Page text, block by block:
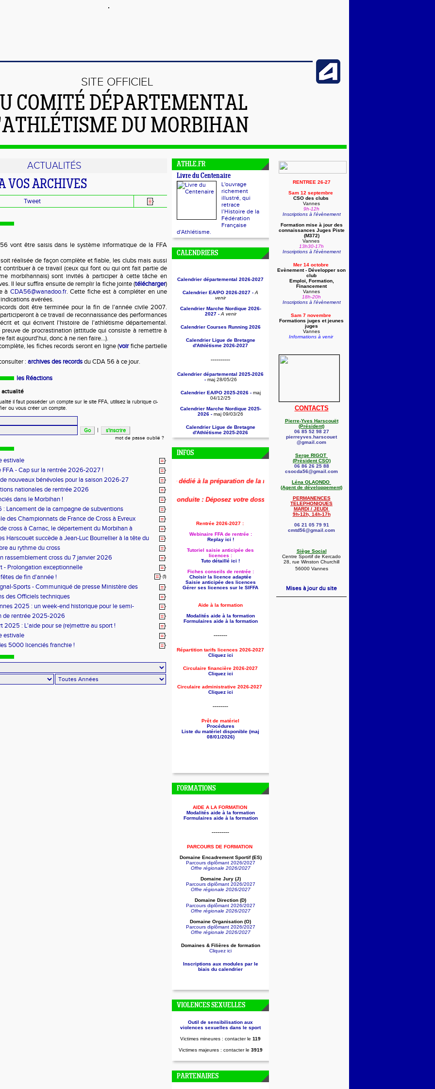
SITE OFFICIEL
COMITÉ DÉPARTEMENTAL
DU MORBIHAN
ACTUALITÉS
VOS ARCHIVES
Tweet
vont être saisis dans le système informatique de la FFA
réalisée de façon complète et fiable, les clubs mais aussi
contribuer à ce travail (ceux qui font ou qui ont fait partie de
morbihannais) sont invités à participer à cette tâche en
Il leur suffira ensuite de remplir la fiche jointe (télécharger)
à CDA56@wanadoo.fr. Cette fiche est à compléter en une
avérées.
doit être terminée pour la fin de l'année civile 2007.
à ce travail de reconnaissance des performances
et qui écrivent l'histoire de l'athlétisme départemental.
de procrastination (attitude qui consiste à remettre à
fait aujourd'hui, donc à ne rien faire...).
les fiches records seront en ligne (voirfiche partielle
: archives des recordsdu CDA 56 à ce jour.
les Réactions
actualité
il faut posséder un compte sur le site FFA, utilisez la rubrique ci-
ou vous créer un compte.
|
mot de passe oublié ?
estivale
FFA - Cap sur la rentrée 2026-2027 !
nouveaux bénévoles pour la saison 2026-27
nationales de rentrée 2026
dans le Morbihan !
: Lancement de la campagne de subventions
des Championnats de France de Cross à Evreux
cross à Carnac, le département du Morbihan à
Harscouët succède à Jean-Luc Bourrellier à la tête du
Morbihan
au rythme du cross
rassemblement cross du 7 janvier 2026
- Prolongation exceptionnelle
de fin d'année ! (1)
Sports - Communiqué de presse Ministère des
des Officiels techniques
2025 : un week-end historique pour le semi-
breton
de rentrée 2025-2026
2025 : L'aide pour se (re)mettre au sport !
estivale
5000 licenciés franchie !
ATHLE.FR
Livre du Centenaire
L'ouvrage
richement
illustré, qui
retrace
l’Histoire de la
Fédération
Française
d'Athlétisme.
CALENDRIERS
Calendrier départemental 2026-2027
Calendrier EA/PO 2026-2027 - A
venir
Calendrier Marche Nordique 2026-
2027 - A venir
Calendrier Courses Running 2026
Calendrier Ligue de Bretagne
d'Athlétisme 2026-2027
----------
Calendrier départemental 2025-2026
- maj 28/05/26
Calendrier EA/PO 2025-2026 - maj
04/12/25
Calendrier Marche Nordique 2025-
2026 - maj 09/03/26
Calendrier Ligue de Bretagne
d'Athlétisme 2025-2026
INFOS
🚨Le replay du webinaire dédié à la préparation de la rentrée 2026-2027 (dont la saisie anticipée des licences) est
Aide à la formation reconduite : Déposez votre dossier dès maintenant !🚨👇
Rentrée 2026-2027 :
Webinaire FFA de rentrée :
Replay ici !
Tutoriel saisie anticipée des
licences :
Tuto détaillé ici !
Fiches conseils de rentrée :
Choisir la licence adaptée
Saisie anticipée des licences
Gérer ses licences sur le SIFFA
Aide à la formation
Modalités aide à la formation
Formulaires aide à la formation
-------
Répartition tarifs licences 2026-2027
Cliquez ici
Circulaire financière 2026-2027
Cliquez ici
Circulaire administrative 2026-2027
Cliquez ici
--------
Prêt de matériel
Procédures
Liste du matériel disponible (maj
08/01/2026)
FORMATIONS
AIDE A LA FORMATION
Modalités aide à la formation
Formulaires aide à la formation
---------
PARCOURS DE FORMATION
Domaine Encadrement Sportif (ES)
Parcours diplômant 2026/2027
Offre régionale 2026/2027
Domaine Jury (J)
Parcours diplômant 2026/2027
Offre régionale 2026/2027
Domaine Direction (D)
Parcours diplômant 2026/2027
Offre régionale 2026/2027
Domaine Organisation (O)
Parcours diplômant 2026/2027
Offre régionale 2026/2027
Domaines & Filières de formation
Cliquez ici
Inscriptions aux modules par le
biais du calendrier
VIOLENCES SEXUELLES
Outil de sensibilisation aux
violences sexuelles dans le sport
Victimes mineures : contacter le 119
Victimes majeures : contacter le 3919
PARTENAIRES
RENTREE 26-27
Sam 12 septembre
CSO des clubs
Vannes
9h-12h
Inscriptions à l'évènement
Formation mise à jour des
connaissances Juges Piste
(M372)
Vannes
13h30-17h
Inscriptions à l'évènement
Mer 14 octobre
Evènement - Développer son
club
Emploi, Formation,
Financement
Vannes
18h-20h
Inscriptions à l'évènement
Sam 7 novembre
Formations juges et jeunes
juges
Vannes
Informations à venir
CONTACTS
Pierre-Yves Harscouët
(Président)
06 85 52 98 27
pierreyves.harscouet
@gmail.com
Serge RIGOT
(Président CSO)
06 86 26 25 88
csocda56@gmail.com
Léna OLAONDO
(Agent de développement)
PERMANENCES
TELEPHONIQUES
MARDI / JEUDI
9h-12h, 14h-17h
06 21 05 79 91
cmtd56@gmail.com
Siège Social
Centre Sportif de Kercado
28, rue Winston Churchill
56000 Vannes
Mises à jour du site